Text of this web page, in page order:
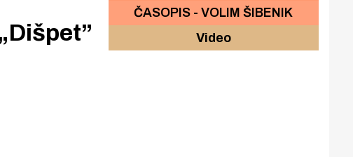
ČASOPIS - VOLIM ŠIBENIK
Video